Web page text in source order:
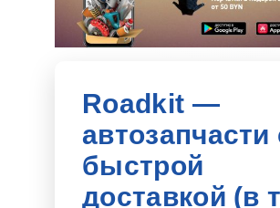
контроль
товаров в
• Рост выручки в 3,6